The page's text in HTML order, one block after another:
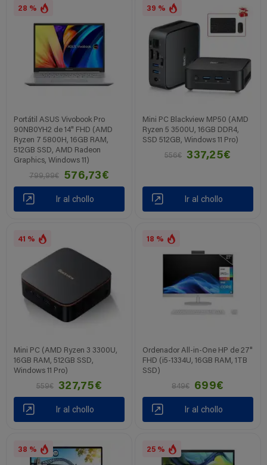
28 %
Portátil ASUS Vivobook Pro
‎90NB0YH2 de 14" FHD (AMD
Ryzen 7 5800H, 16GB RAM,
512GB SSD, AMD Radeon
Graphics, Windows 11)
799,99€
576,73€
Ir al chollo
39 %
Mini PC Blackview MP50 (AMD
Ryzen 5 3500U, 16GB DDR4,
SSD 512GB, Windows 11 Pro)
556€
337,25€
Ir al chollo
41 %
Mini PC (AMD Ryzen 3 3300U,
16GB RAM, 512GB SSD,
Windows 11 Pro)
559€
327,75€
Ir al chollo
18 %
Ordenador All-in-One HP de 27"
FHD (i5-1334U, 16GB RAM, 1TB
SSD)
849€
699€
Ir al chollo
38 % 25 %